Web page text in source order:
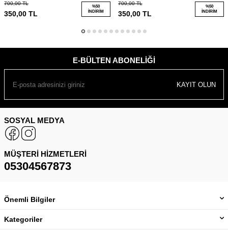
700,00TL
350,00 TL
%50
İNDIRIM
700,00TL
350,00TL
%50
İNDIRIM
E-BÜLTEN ABONELIĞI
KAYIT OLUN
SOSYAL MEDYA
MÜŞTERI HIZMETLERI
05304567873
Önemli Bilgiler
Kategoriler